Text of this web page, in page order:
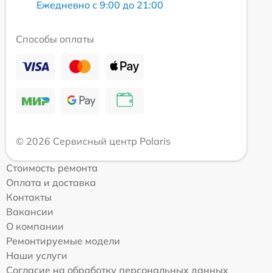
Ежедневно с 9:00 до 21:00
Способы оплаты
© 2026 Сервисный центр Polaris
Стоимость ремонта
Оплата и доставка
Контакты
Вакансии
О компании
Ремонтируемые модели
Наши услуги
Согласие на обработку персональных данных